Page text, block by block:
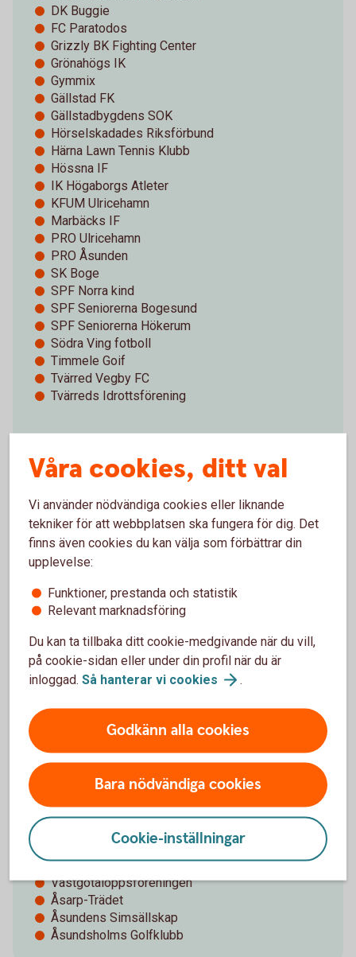
DK Buggie
FC Paratodos
Grizzly BK Fighting Center
Grönahögs IK
Gymmix
Gällstad FK
Gällstadbygdens SOK
Hörselskadades Riksförbund
Härna Lawn Tennis Klubb
Hössna IF
IK Högaborgs Atleter
KFUM Ulricehamn
Marbäcks IF
PRO Ulricehamn
PRO Åsunden
SK Boge
SPF Norra kind
SPF Seniorerna Bogesund
SPF Seniorerna Hökerum
Södra Ving fotboll
Timmele Goif
Tvärred Vegby FC
Tvärreds Idrottsförening
UBRK
UIF Bordtennisklubb
UIF Boule
UIF Discgolf
UIF Hockey
UIF skidor
UIFK
Ulricehamns Bridgeklubb
Ulricehamns Cykelklubb
Ulricehamns Dansförening/Udance
Ulricehamns Golfklubb
Ulricehamns Kallbadhusförening
Ulricehamns Konståkningsklubb
Ulricehamns Orienteringsklubb
Ulricehamns Rotaryklubb
Ulricehamns Triatleter
Ulricehamns Wakeboardföreningen
Ung företagssamhet älvsborg
Vegby Sportklubb
Västgötaloppsföreningen
Åsarp-Trädet
Åsundens Simsällskap
Åsundsholms Golfklubb
Våra cookies, ditt val
Vi använder nödvändiga cookies eller liknande
tekniker för att webbplatsen ska fungera för dig. Det
finns även cookies du kan välja som förbättrar din
upplevelse:
Funktioner, prestanda och statistik
Relevant marknadsföring
Du kan ta tillbaka ditt cookie-medgivande när du vill,
på cookie-sidan eller under din profil när du är
inloggad. Så hanterar vi cookies .
Godkänn alla cookies
Bara nödvändiga cookies
Cookie-inställningar